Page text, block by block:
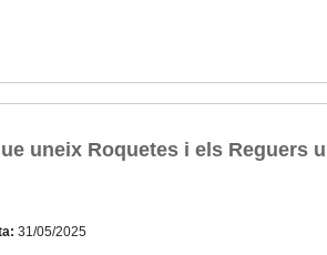
uneix Roquetes i els
31/05/2025